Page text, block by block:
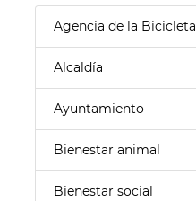
Agencia de la Bicicleta
Alcaldía
Ayuntamiento
Bienestar animal
Bienestar social